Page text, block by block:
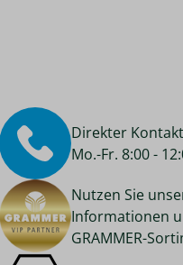
Direkter
Mo.-Fr. 8:00 -
Nutzen Sie
Informationen
GRAMMER-